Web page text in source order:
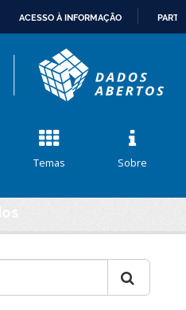
CONTEÚDO
ACESSO À INFORMAÇÃO
Temas Sobre